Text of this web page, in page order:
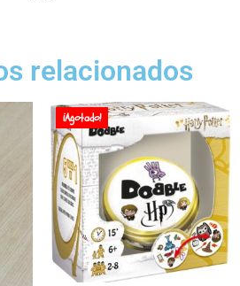
relacionados
¡Agotado!